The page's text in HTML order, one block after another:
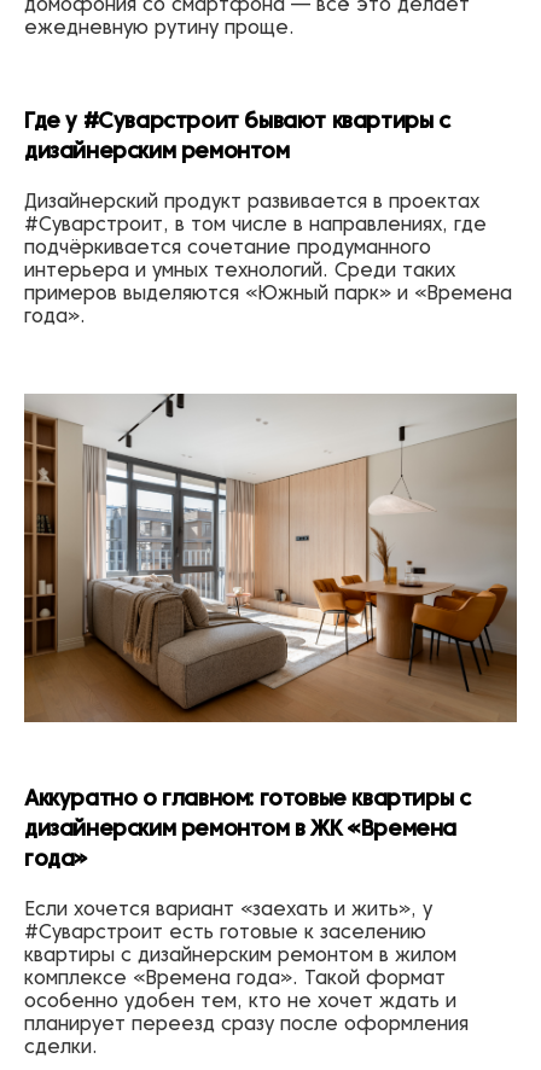
ежедневную рутину проще.
Где у #Суварстроит бывают квартиры с
дизайнерским ремонтом
Дизайнерский продукт развивается в проектах
#Суварстроит, в том числе в направлениях, где
подчёркивается сочетание продуманного
интерьера и умных технологий. Среди таких
примеров выделяются «Южный парк» и «Времена
года».
Аккуратно о главном: готовые квартиры с
дизайнерским ремонтом в ЖК «Времена
года»
Если хочется вариант «заехать и жить», у
#Суварстроит есть готовые к заселению
квартиры с дизайнерским ремонтом в жилом
комплексе «Времена года». Такой формат
особенно удобен тем, кто не хочет ждать и
планирует переезд сразу после оформления
сделки.